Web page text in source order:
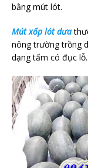
bằng mút lót.
Mút xốp lót dưa
nông trường trồng
dạng tấm có đục lỗ.